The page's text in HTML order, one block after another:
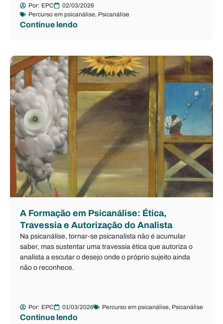
Por: EPC
02/03/2026
Percurso em psicanálise, Psicanálise
Continue lendo
A Formação em Psicanálise: Ética,
Travessia e Autorização do Analista
Na psicanálise, tornar-se psicanalista não é acumular
saber, mas sustentar uma travessia ética que autoriza o
analista a escutar o desejo onde o próprio sujeito ainda
não o reconhece.
Por: EPC 01/03/2026 Percurso em psicanálise, Psicanálise
Continue lendo